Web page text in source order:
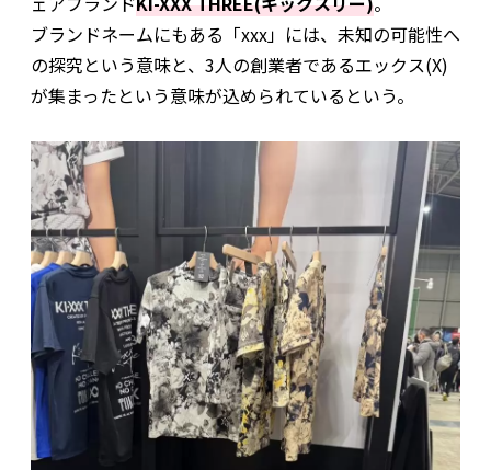
ブランドネームにもある「xxx」には、未知の可能性へ
の探究という意味と、3人の創業者であるエックス(X)
が集まったという意味が込められているという。